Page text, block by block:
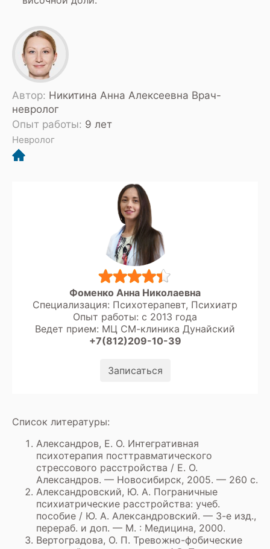
Автор: Никитина Анна Алексеевна Врач-
невролог
Опыт работы: 9 лет
Невролог
Фоменко Анна Николаевна
Специализация: Психотерапевт, Психиатр
Опыт работы: с 2013 года
Ведет прием: МЦ СМ-клиника Дунайский
+7(812)209-10-39
Записаться
Список литературы:
Александров, Е. О. Интегративная
психотерапия посттравматического
стрессового расстройства / Е. О.
Александров. — Новосибирск, 2005. — 260 с.
Александровский, Ю. А. Пограничные
психиатрические расстройства: учеб.
пособие / Ю. А. Александровский. — 3-е изд.,
перераб. и доп. — М. : Медицина, 2000.
Вертоградова, О. П. Тревожно-фобические